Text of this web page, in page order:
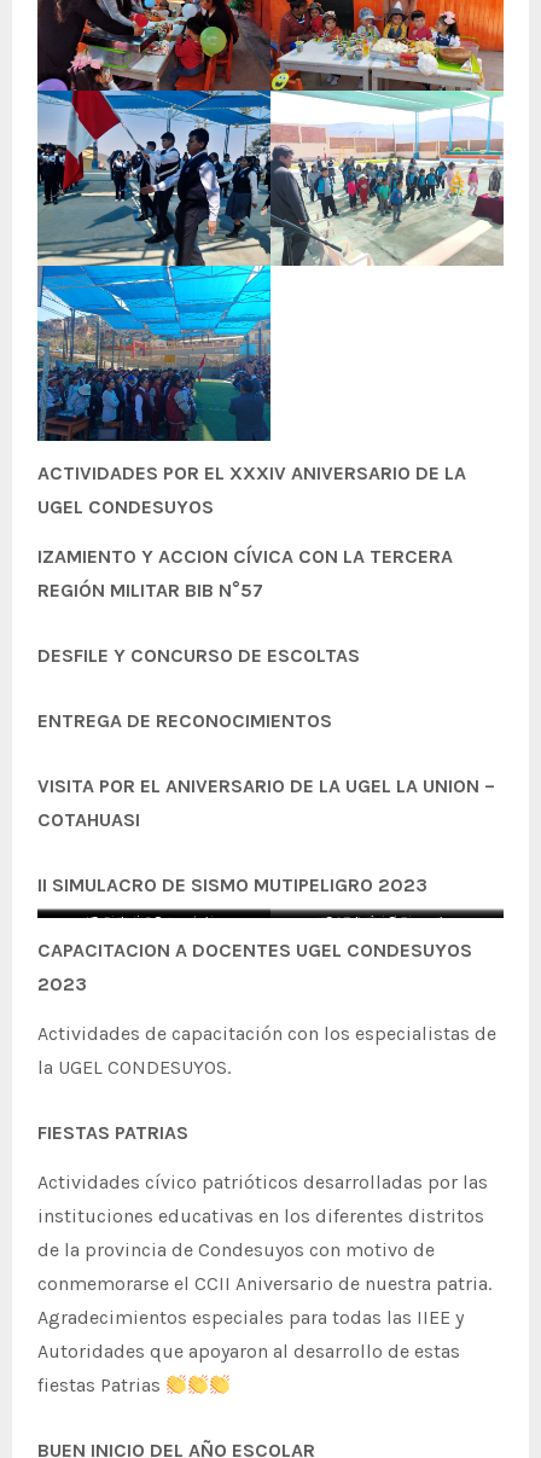
ACTIVIDADES POR EL XXXIV ANIVERSARIO DE LA
UGEL CONDESUYOS
IZAMIENTO Y ACCION CÍVICA CON LA TERCERA
REGIÓN MILITAR BIB N°57
DESFILE Y CONCURSO DE ESCOLTAS
ENTREGA DE RECONOCIMIENTOS
VISITA POR EL ANIVERSARIO DE LA UGEL LA UNION –
COTAHUASI
II SIMULACRO DE SISMO MUTIPELIGRO 2023
Monitoreo en la IE. 40425 San
Martin de Porras del II
IEI. Los Tres Errantes
IEI. Los Tres Errantes
Salamanca I.E. Inicial Piuca
IE. Piuca Secundaria
San Luis Gonzaga San Luis Gonzaga
CAPACITACION A DOCENTES UGEL CONDESUYOS
2023
Actividades de capacitación con los especialistas de
la UGEL CONDESUYOS.
FIESTAS PATRIAS
Actividades cívico patrióticos desarrolladas por las
instituciones educativas en los diferentes distritos
de la provincia de Condesuyos con motivo de
conmemorarse el CCII Aniversario de nuestra patria.
Agradecimientos especiales para todas las IIEE y
Autoridades que apoyaron al desarrollo de estas
fiestas Patrias
BUEN INICIO DEL AÑO ESCOLAR